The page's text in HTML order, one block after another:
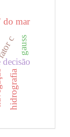
do mar
hidrografia
c gauss